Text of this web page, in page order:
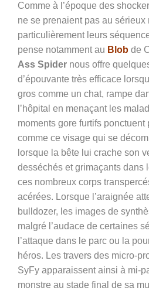
Comme à l’époque des
ne se prenaient pas au
particulièrement leurs
pense notamment au Blob de
Ass Spider nous offre
d’épouvante très efficace
gros comme un chat, rampe
l’hôpital en menaçant les
moments gore furtifs ponctuent
comme ce visage qui se
lorsque la bête lui crache son
desséchés et grimaçants dans
ces nombreux corps
acérées. Lorsque l’araignée
bulldozer, les images de
malgré l’audace de certaines
l’attaque dans le parc ou la
héros. Les travers des micro-
SyFy apparaissent ainsi à mi-
monstre au stade final de sa